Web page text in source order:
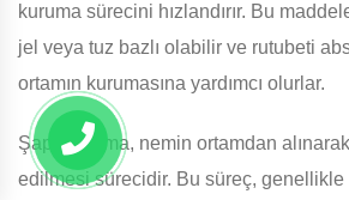
kuruma sürecini hızlandırır. Bu
jel veya tuz bazlı olabilir ve rutubeti
ortamın kurumasına yardımcı olurlar.
Şap Kurutma, nemin ortamdan
edilmesi sürecidir. Bu süreç, genellikle